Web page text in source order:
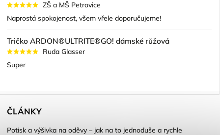
ZŠ a MŠ Petrovice
Naprostá spokojenost, všem vřele doporučujeme!
Tričko ARDON®ULTRITE®GO! dámské růžová
Ruda Glasser
Super
ČLÁNKY
Potisk a výšivka na oděvy – jak na to jednoduše a rychle